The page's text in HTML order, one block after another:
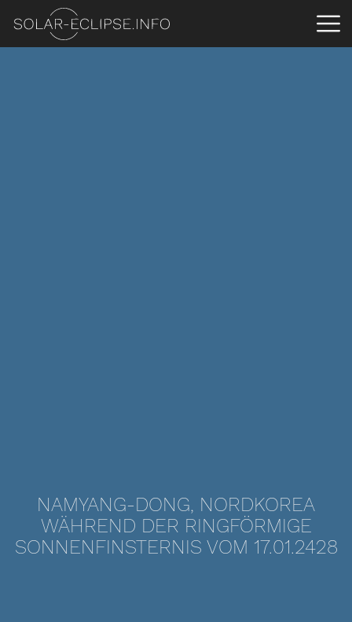
NAMYANG-DONG, NORDKOREA
WÄHREND DER RINGFÖRMIGE
SONNENFINSTERNIS VOM 17.01.2428